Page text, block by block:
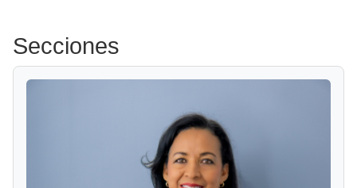
Secciones